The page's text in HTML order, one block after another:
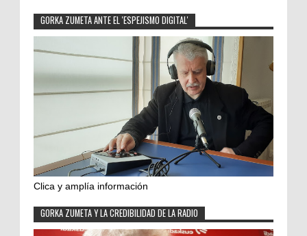
GORKA ZUMETA ANTE EL 'ESPEJISMO DIGITAL'
Clica y amplía información
GORKA ZUMETA Y LA CREDIBILIDAD DE LA RADIO